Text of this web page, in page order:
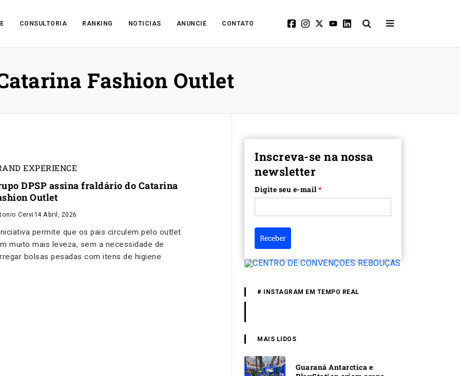
CONSULTORIA RANKING NOTICIAS ANUNCIE CONTATO
Fashion Outlet
EXPERIENCE
DPSP assina fraldário do Catarina
Outlet
Cervi14 Abril, 2026
permite que os pais circulem pelo outlet
muito mais leveza, sem a necessidade de
bolsas pesadas com itens de higiene
Inscreva-se na nossa
newsletter
Digite seu e-mail*
Receber
# INSTAGRAM EM TEMPO REAL
MAIS LIDOS
Guaraná Antarctica e